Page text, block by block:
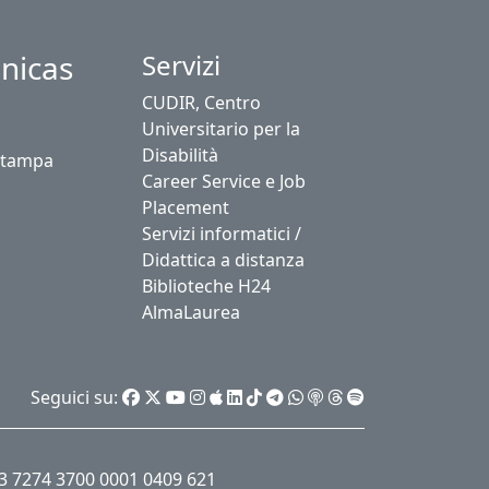
Servizi
CUDIR, Centro
Universitario per la
Disabilità
Career Service e Job
Placement
Servizi informatici /
Didattica a distanza
Biblioteche H24
AlmaLaurea
Seguici su:
7274 3700 0001 0409 621